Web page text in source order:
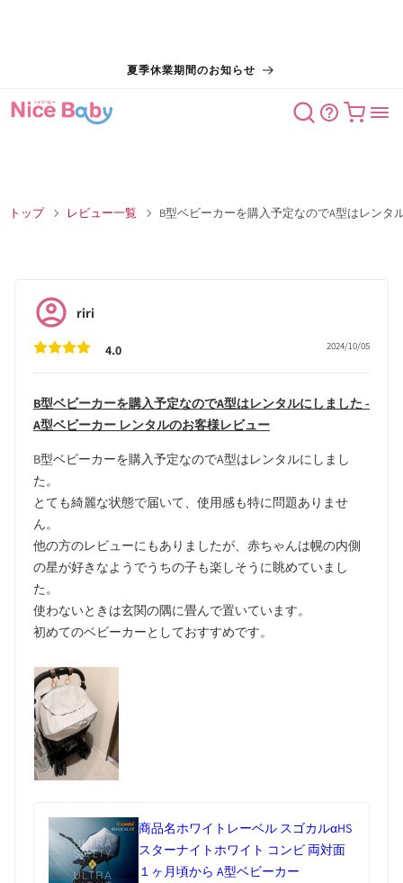
夏季休業期間のお知らせ
カート
トップ レビュー一覧 B型ベビーカーを購入予定なのでA型はレンタ
4.0 2024/10/05
riri
B型ベビーカーを購入予定なのでA型はレンタルにしました -
A型ベビーカー レンタルのお客様レビュー
B型ベビーカーを購入予定なのでA型はレンタルにしまし
た。
とても綺麗な状態で届いて、使用感も特に問題ありませ
ん。
他の方のレビューにもありましたが、赤ちゃんは幌の内側
の星が好きなようでうちの子も楽しそうに眺めていまし
た。
使わないときは玄関の隅に畳んで置いています。
初めてのベビーカーとしておすすめです。
商品名ホワイトレーベル スゴカルαHS
スターナイトホワイト コンビ 両対面
１ヶ月頃から A型ベビーカー